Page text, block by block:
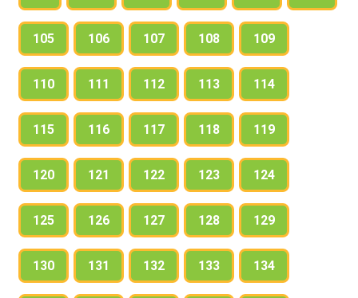
105 106 107 108 109
110 111 112 113 114
115 116 117 118 119
120 121 122 123 124
125 126 127 128 129
130 131 132 133 134